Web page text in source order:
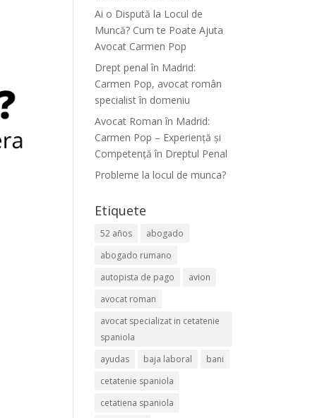
Ai o Dispută la Locul de
Muncă? Cum te Poate Ajuta
Avocat Carmen Pop
Drept penal în Madrid:
Carmen Pop, avocat român
specialist în domeniu
Avocat Roman în Madrid:
Carmen Pop – Experiență și
Competență în Dreptul Penal
Probleme la locul de munca?
Etiquete
52 años
abogado
abogado rumano
autopista de pago
avion
avocat roman
avocat specializat in cetatenie
spaniola
ayudas
baja laboral
bani
cetatenie spaniola
cetatiena spaniola